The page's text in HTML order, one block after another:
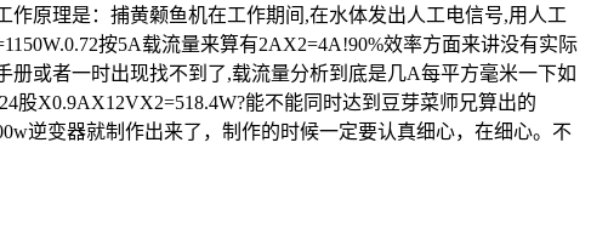
作原理是：捕黄颡鱼机在工作期间,在水体发出人工电信号,用人工
按5A载流量来算有2AX2=4A!90%效率方面来讲没有实际
册或者一时出现找不到了,载流量分析到底是几A每平方毫米一下如
股X0.9AX12VX2=518.4W?能不能同时达到豆芽菜师兄算出的
逆变器就制作出来了，制作的时候一定要认真细心，在细心。不